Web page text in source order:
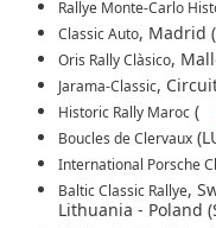
Rallye Monte-Carlo
Classic Auto, Madrid
Oris Rally Clàsico,
Jarama-Classic,
Historic Rally Maroc (
Boucles de Clervaux
International Porsche
Baltic Classic Rallye,
Lithuania - Poland